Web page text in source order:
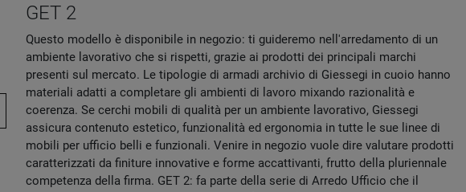
GET 2
Questo modello è disponibile in negozio: ti guideremo nell'arredamento di un
ambiente lavorativo che si rispetti, grazie ai prodotti dei principali marchi
presenti sul mercato. Le tipologie di armadi archivio di Giessegi in cuoio hanno
materiali adatti a completare gli ambienti di lavoro mixando razionalità e
coerenza. Se cerchi mobili di qualità per un ambiente lavorativo, Giessegi
assicura contenuto estetico, funzionalità ed ergonomia in tutte le sue linee di
mobili per ufficio belli e funzionali. Venire in negozio vuole dire valutare prodotti
caratterizzati da finiture innovative e forme accattivanti, frutto della pluriennale
competenza della firma. GET 2: fa parte della serie di Arredo Ufficio che il